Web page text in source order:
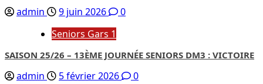
admin 9 juin 2026
0
Seniors Gars 1
SAISON 25/26 – 13ÈME JOURNÉE SENIORS DM3 : VICTOIRE
admin 5 février 2026
0